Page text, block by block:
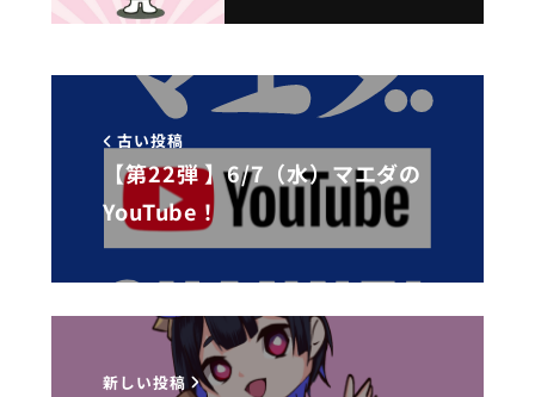
古い投稿
【第22弾 】6/7（水）マエダの
YouTube！
新しい投稿